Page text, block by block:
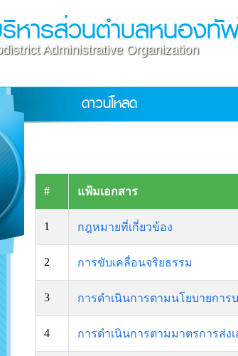
หารส่วนตำบลหนองทั
Administrative Organization
ดาวน์โหลด
# แฟ้มเอกสาร
1 กฎหมายที่เกี่ยวข้อง
2 การขับเคลื่อนจริยธรรม
3 การดำเนินการตามนโยบายกา
4 การดำเนินการตามมาตรการส่